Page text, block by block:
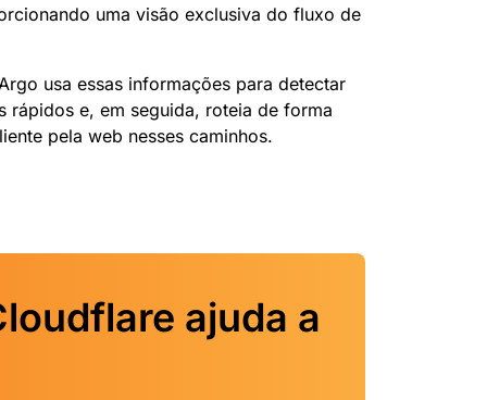
uma visão exclusiva do fluxo de
usa essas informações para detectar
rápidos e, em seguida, roteia de forma
pela web nesses caminhos.
ajuda a